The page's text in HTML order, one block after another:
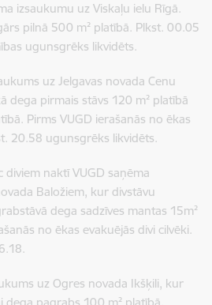
izsaukumu uz Viskaļu ielu Rīgā.
pilnā 500 m² platībā. Plkst. 00.05
ugunsgrēks likvidēts.
uz Jelgavas novada Cenu
dega pirmais stāvs 120 m² platībā
Pirms VUGD ierašanās no ēkas
20.58 ugunsgrēks likvidēts.
diviem naktī VUGD saņēma
Baložiem, kur divstāvu
dega sadzīves mantas 15m²
no ēkas evakuējās divi cilvēki.
uz Ogres novada Ikšķili, kur